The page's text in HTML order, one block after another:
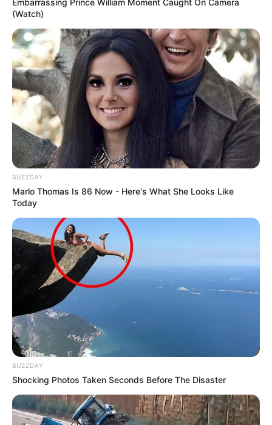
(Watch)
BUZZDAY
Marlo Thomas Is 86 Now - Here's What She Looks Like
Today
BUZZDAY
Shocking Photos Taken Seconds Before The Disaster